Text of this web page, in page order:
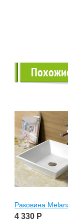
Раковина
4 330 Р